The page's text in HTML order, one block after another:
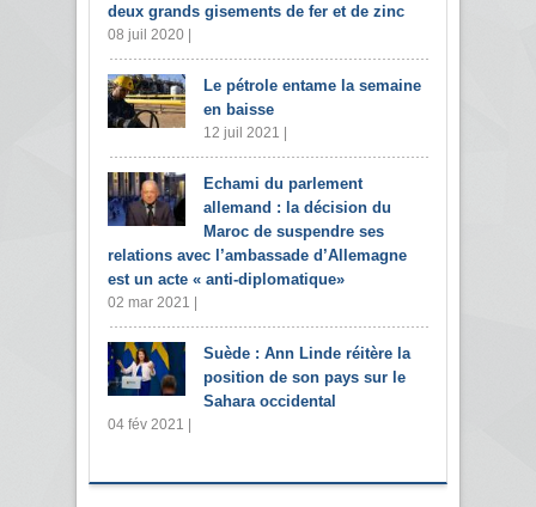
deux grands gisements de fer et de zinc
08 juil 2020 |
Le pétrole entame la semaine
en baisse
12 juil 2021 |
Echami du parlement
allemand : la décision du
Maroc de suspendre ses
relations avec l’ambassade d’Allemagne
est un acte « anti-diplomatique»
02 mar 2021 |
Suède : Ann Linde réitère la
position de son pays sur le
Sahara occidental
04 fév 2021 |